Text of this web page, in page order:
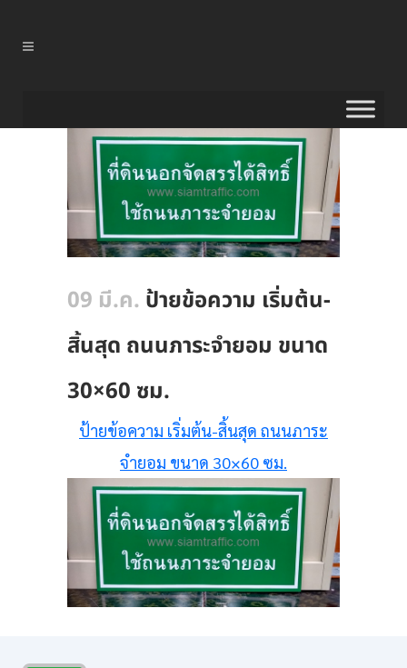
09 มี.ค. ป้ายข้อความ เริ่มต้น-
สิ้นสุด ถนนภาระจำยอม ขนาด
30×60 ซม.
ป้ายข้อความ เริ่มต้น-สิ้นสุด ถนนภาระ
จำยอม ขนาด 30×60 ซม.